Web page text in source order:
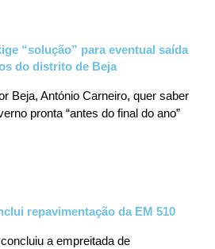
“solução” para eventual saída
do distrito de Beja
Beja, António Carneiro, quer saber
pronta “antes do final do ano”
repavimentação da EM 510
a empreitada de